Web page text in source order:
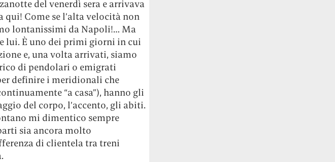
del venerdì sera e arrivava
Come se l’alta velocità non
lontanissimi da Napoli!… Ma
lui. È uno dei primi giorni in cui
e, una volta arrivati, siamo
di pendolari o emigrati
definire i meridionali che
“a casa”), hanno gli
del corpo, l’accento, gli abiti.
mi dimentico sempre
sia ancora molto
di clientela tra treni